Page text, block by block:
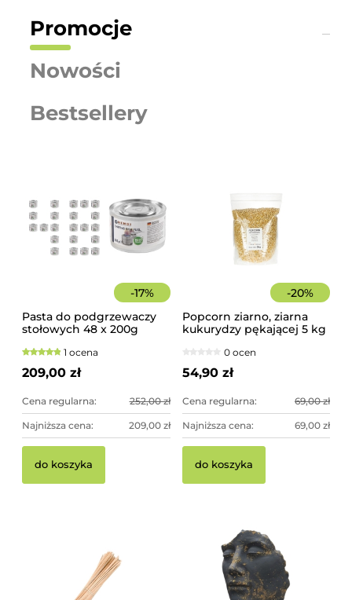
Promocje
Nowości
Bestsellery
-17%
Pasta do podgrzewaczy
stołowych 48 x 200g
1 ocena
209,00 zł
Cena regularna: 252,00 zł
Najniższa cena: 209,00 zł
do koszyka
-20%
Popcorn ziarno, ziarna
kukurydzy pękającej 5 kg
0 ocen
54,90 zł
Cena regularna: 69,00 zł
Najniższa cena: 69,00 zł
do koszyka